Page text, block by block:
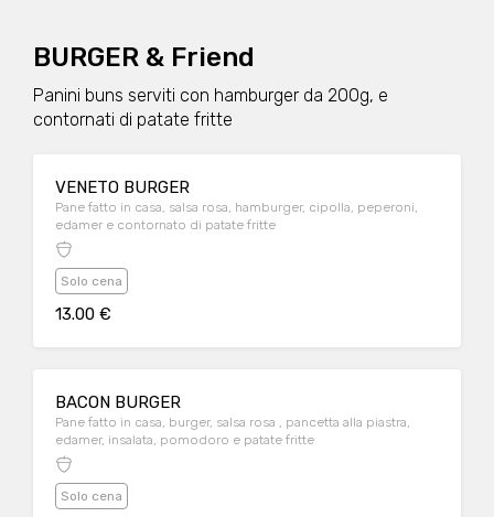
BURGER & Friend
Panini buns serviti con hamburger da 200g, e
contornati di patate fritte
VENETO BURGER
Pane fatto in casa, salsa rosa, hamburger, cipolla, peperoni,
edamer e contornato di patate fritte
Solo cena
13.00 €
BACON BURGER
Pane fatto in casa, burger, salsa rosa , pancetta alla piastra,
edamer, insalata, pomodoro e patate fritte
Solo cena